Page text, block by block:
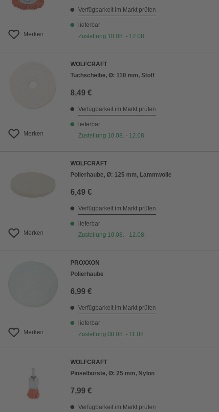
Merken
Verfügbarkeit im Markt prüfen
lieferbar
Zustellung 10.08. - 12.08.
Merken
WOLFCRAFT
Tuchscheibe, Ø: 110 mm, Stoff
8,49 €
Verfügbarkeit im Markt prüfen
lieferbar
Zustellung 10.08. - 12.08.
Merken
WOLFCRAFT
Polierhaube, Ø: 125 mm, Lammwolle
6,49 €
Verfügbarkeit im Markt prüfen
lieferbar
Zustellung 10.08. - 12.08.
Merken
PROXXON
Polierhaube
6,99 €
Verfügbarkeit im Markt prüfen
lieferbar
Zustellung 08.08. - 11.08.
WOLFCRAFT
Pinselbürste, Ø: 25 mm, Nylon
7,99 €
Verfügbarkeit im Markt prüfen